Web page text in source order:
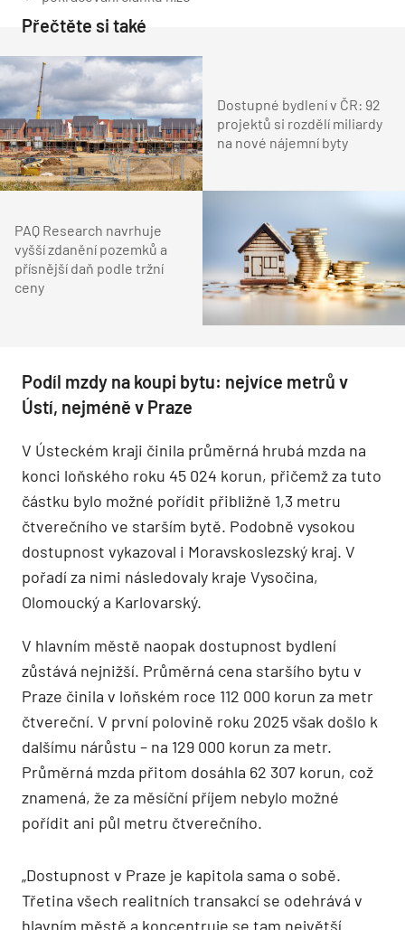
Přečtěte si také
Dostupné bydlení v ČR: 92
projektů si rozdělí miliardy
na nové nájemní byty
PAQ Research navrhuje
vyšší zdanění pozemků a
přísnější daň podle tržní
ceny
Podíl mzdy na koupi bytu: nejvíce metrů v
Ústí, nejméně v Praze
V Ústeckém kraji činila průměrná hrubá mzda na
konci loňského roku 45 024 korun, přičemž za tuto
částku bylo možné pořídit přibližně 1,3 metru
čtverečního ve starším bytě. Podobně vysokou
dostupnost vykazoval i Moravskoslezský kraj. V
pořadí za nimi následovaly kraje Vysočina,
Olomoucký a Karlovarský.
V hlavním městě naopak dostupnost bydlení
zůstává nejnižší. Průměrná cena staršího bytu v
Praze činila v loňském roce 112 000 korun za metr
čtvereční. V první polovině roku 2025 však došlo k
dalšímu nárůstu – na 129 000 korun za metr.
Průměrná mzda přitom dosáhla 62 307 korun, což
znamená, že za měsíční příjem nebylo možné
pořídit ani půl metru čtverečního.
„Dostupnost v Praze je kapitola sama o sobě.
Třetina všech realitních transakcí se odehrává v
hlavním městě a koncentruje se tam největší